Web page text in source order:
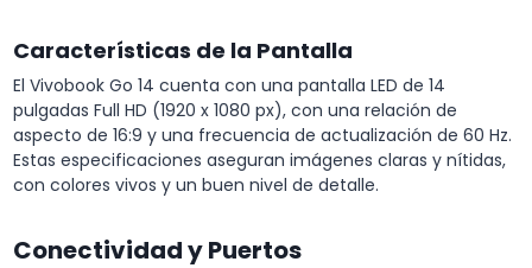
Características de la Pantalla
El Vivobook Go 14 cuenta con una pantalla LED de 14
pulgadas Full HD (1920 x 1080 px), con una relación de
aspecto de 16:9 y una frecuencia de actualización de 60 Hz.
Estas especificaciones aseguran imágenes claras y nítidas,
con colores vivos y un buen nivel de detalle.
Conectividad y Puertos